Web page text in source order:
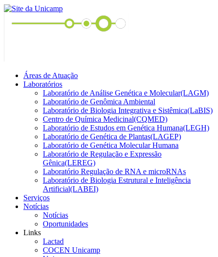
Áreas de Atuação
Laboratórios
Laboratório de Análise Genética e Molecular(LAGM)
Laboratório de Genômica Ambiental
Laboratório de Biologia Integrativa e Sistêmica(LaBIS)
Centro de Química Medicinal(CQMED)
Laboratório de Estudos em Genética Humana(LEGH)
Laboratório de Genética de Plantas(LAGEP)
Laboratório de Genética Molecular Humana
Laboratório de Regulação e Expressão
Gênica(LEREG)
Laboratório Regulação de RNA e microRNAs
Laboratório de Biologia Estrutural e Inteligência
Artificial(LABEI)
Serviços
Notícias
Notícias
Oportunidades
Links
Lactad
COCEN Unicamp